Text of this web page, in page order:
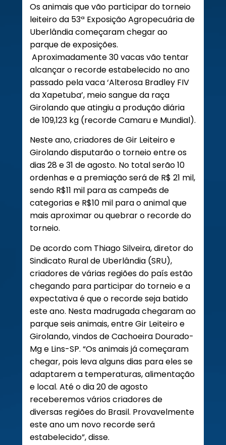
Os animais que vão participar do torneio
leiteiro da 53ª Exposição Agropecuária de
Uberlândia começaram chegar ao
parque de exposições.
Aproximadamente 30 vacas vão tentar
alcançar o recorde estabelecido no ano
passado pela vaca ‘Alterosa Bradley FIV
da Xapetuba’, meio sangue da raça
Girolando que atingiu a produção diária
de 109,123 kg (recorde Camaru e Mundial).
Neste ano, criadores de Gir Leiteiro e
Girolando disputarão o torneio entre os
dias 28 e 31 de agosto. No total serão 10
ordenhas e a premiação será de R$ 21 mil,
sendo R$11 mil para as campeãs de
categorias e R$10 mil para o animal que
mais aproximar ou quebrar o recorde do
torneio.
De acordo com Thiago Silveira, diretor do
Sindicato Rural de Uberlândia (SRU),
criadores de várias regiões do país estão
chegando para participar do torneio e a
expectativa é que o recorde seja batido
este ano. Nesta madrugada chegaram ao
parque seis animais, entre Gir Leiteiro e
Girolando, vindos de Cachoeira Dourado-
Mg e Lins-SP. “Os animais já começaram
chegar, pois leva alguns dias para eles se
adaptarem a temperaturas, alimentação
e local. Até o dia 20 de agosto
receberemos vários criadores de
diversas regiões do Brasil. Provavelmente
este ano um novo recorde será
estabelecido”, disse.